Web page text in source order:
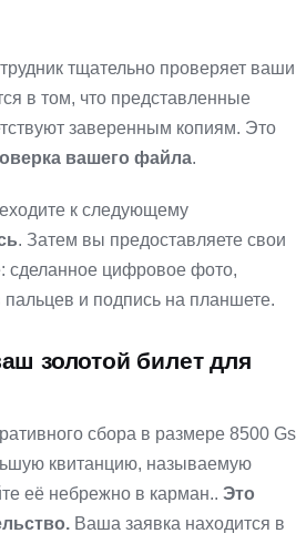
тщательно проверяет ваши
в том, что представленные
заверенным копиям. Это
вашего файла.
к следующему
. Затем вы предоставляете свои
сделанное цифровое фото,
пальцев и подпись на планшете.
золотой билет для
сбора в размере 8500 Gs
квитанцию, называемую
её небрежно в карман.. Это
Ваша заявка находится в